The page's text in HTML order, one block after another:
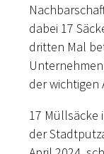
dabei 17
dritten Mal
der wichtigen
17 Müllsäcke
der